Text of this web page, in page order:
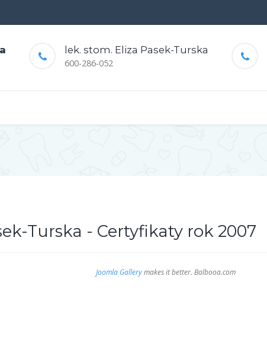
lek. stom. Eliza Pasek-Turska
600-286-052
Turska - Certyfikaty rok 2007
Joomla Gallerymakes it better. Balbooa.com